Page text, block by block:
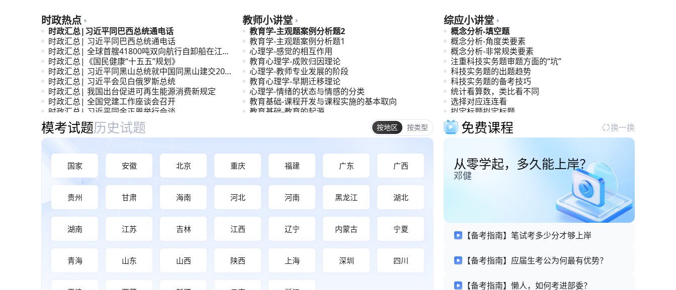
时政热点
时政汇总|习近平同巴西总统通电话
时政汇总| 习近平同巴西总统通电话
时政汇总| 全球首艘41800吨双向航行自卸船在江苏
交付
时政汇总|《国民健康“十五五”规划》
时政汇总| 习近平同黑山总统就中国同黑山建交20
周年互致贺电
时政汇总| 习近平会见白俄罗斯总统
时政汇总| 我国出台促进可再生能源消费新规定
时政汇总| 全国党建工作座谈会召开
时政汇总| 习近平同金正恩举行会谈
时政汇总| 《前瞻布局和发展未来产业》
教师小讲堂
教育学-主观题案例分析题2
教育学-主观题案例分析题1
心理学-感觉的相互作用
教育心理学-成败归因理论
心理学-教师专业发展的阶段
教育心理学-早期迁移理论
心理学-情绪的状态与情感的分类
教育基础-课程开发与课程实施的基本取向
教育基础-教育的起源
教育基础-教师专业发展的内容与方法
综应小讲堂
概念分析-填空题
概念分析-角度类要素
概念分析-非常规类要素
注重科技实务题审题方面的“坑”
科技实务题的出题趋势
科技实务题的备考技巧
统计看算数，类比看不同
选择对应连连看
拟定标题拟定标题
双管齐下，攻克“寓言哲理型材料”难关
模考大赛与历年真题
模考试题历史试题
国家 安徽 北京 重庆 福建 广东 广西
贵州 甘肃 海南 河北 河南 黑龙江 湖北
湖南 江苏 吉林 江西 辽宁 内蒙古 宁夏
青海 山东 山西 陕西 上海 深圳 四川
免费课程 换一换
从零学起，多久能上岸？
邓健
【备考指南】笔试考多少分才够上岸
【备考指南】应届生考公为何最有优势？
【备考指南】懒人，如何考进部委？